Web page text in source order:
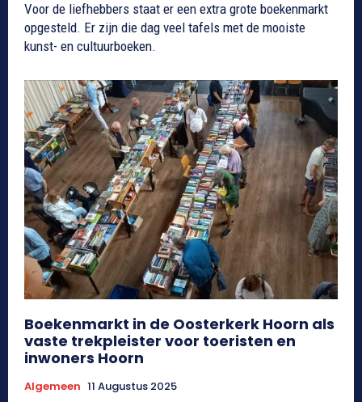
Voor de liefhebbers staat er een extra grote boekenmarkt
opgesteld. Er zijn die dag veel tafels met de mooiste
kunst- en cultuurboeken.
Boekenmarkt in de Oosterkerk Hoorn als
vaste trekpleister voor toeristen en
inwoners Hoorn
Algemeen 11 Augustus 2025